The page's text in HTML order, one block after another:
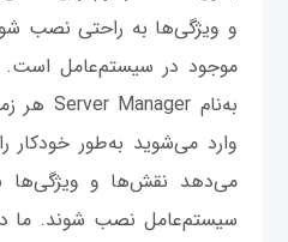
و ویژگی‌ها به راحتی نصب
موجود در سیستم‌عامل
به‌نام Server Manager هر زمان به
وارد می‌شوید به‌طور خودکار
می‌دهد نقش‌ها و ویژگی‌ها
سیستم‌عامل نصب شوند. ما